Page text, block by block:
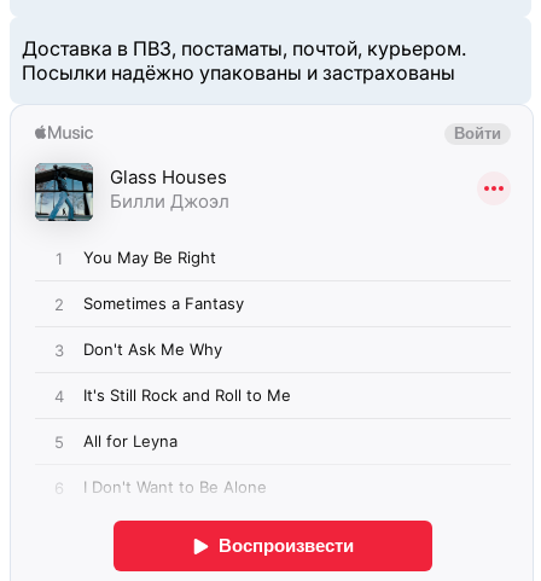
Доставка в ПВЗ, постаматы, почтой, курьером.
Посылки надёжно упакованы и застрахованы